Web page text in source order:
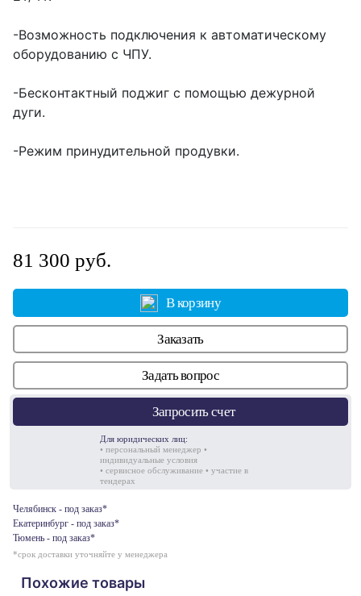
-Возможность подключения к автоматическому
оборудованию с ЧПУ.
-Бесконтактный поджиг с помощью дежурной
дуги.
-Режим принудительной продувки.
81 300 руб.
В корзину
Заказать
Задать вопрос
Запросить счет
Для юридических лиц:
• персональный менеджер •
индивидуальные условия
• сервисное обслуживание • участие в
тендерах
Челябинск - под заказ*
Екатеринбург - под заказ*
Тюмень - под заказ*
*срок доставки уточняйте у менеджера
Похожие товары